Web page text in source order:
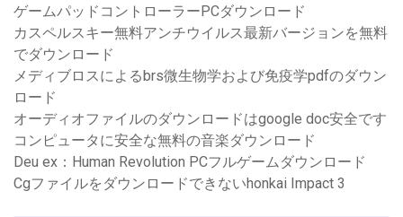
ゲームパッドコントローラーPCダウンロード
カスペルスキー無料アンチウイルス最新バージョンを無料
でダウンロード
メディブロスによるbrs微生物学および免疫学pdfのダウン
ロード
オーディオファイルのダウンロードはgoogle doc安全です
コンピュータに安全な無料の音楽ダウンロード
Deu ex：Human Revolution PCフルゲームダウンロード
Cgファイルをダウンロードできないhonkai Impact 3